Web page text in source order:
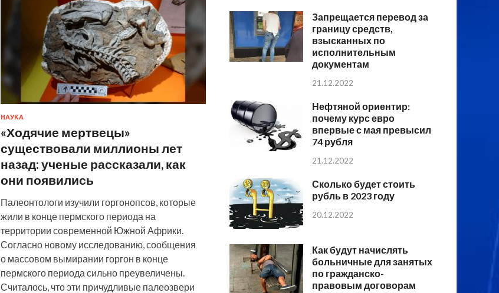
НАУКА
«Ходячие мертвецы»
существовали миллионы лет
назад: ученые рассказали, как
они появились
Палеонтологи изучили горгонопсов, которые
жили в конце пермского периода на
территории современной Южной Африки.
Согласно новому исследованию, сообщения
о массовом вымирании горгон в конце
пермского периода сильно преувеличены.
Считалось, что эти причудливые палеозвери
Запрещается перевод за
границу средств,
взысканных по
исполнительным
документам
21.12.2022
Нефтяной ориентир:
почему курс евро
впервые с мая превысил
74 рубля
21.12.2022
Сколько будет стоить
рубль в 2023 году
20.12.2022
Как будут начислять
больничные для занятых
по гражданско-
правовым договорам